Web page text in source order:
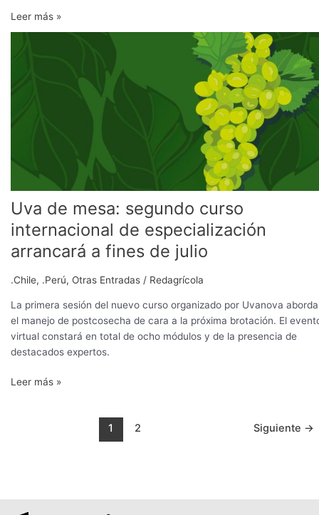
Leer más »
Uva de mesa: segundo curso
internacional de especialización
arrancará a fines de julio
.Chile, .Perú, Otras Entradas / Redagrícola
La primera sesión del nuevo curso organizado por Uvanova
el manejo de postcosecha de cara a la próxima brotación. El
virtual constará en total de ocho módulos y de la presencia de
destacados expertos.
arrancará
de
julio
Leer más »
1 2 Siguiente →